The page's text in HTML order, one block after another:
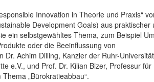
Innovation in Theorie und Praxis“
Development Goals) aus praktischer
ein selbstgewähltes Thema, zum Beispiel
oder die Beeinflussung von
Achim Dilling, Kanzler der Ruhr-
e.V., und Prof. Dr. Kilian Bizer, Professur für
„Bürokratieabbau“.